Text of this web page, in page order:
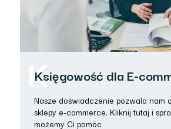
K
Księgowość dla E-
Nasze doświadczenie pozwala nam
sklepy e-commerce. Kliknij tutaj i
możemy Ci pomóc